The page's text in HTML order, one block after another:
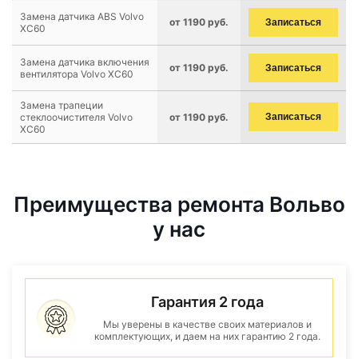
Замена датчика ABS Volvo
XC60
от 1190 руб. Записаться
Замена датчика включения
вентилятора Volvo XC60
от 1190 руб. Записаться
Замена трапеции
стеклоочистителя Volvo
XC60
от 1190 руб. Записаться
Преимущества ремонта Вольво
у нас
Гарантия 2 года
Мы уверены в качестве своих материалов и
комплектующих, и даем на них гарантию 2 года.